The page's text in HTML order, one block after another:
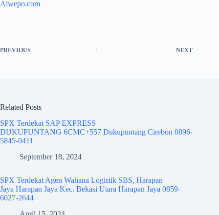
Alwepo.com
PREVIOUS NEXT
Related Posts
SPX Terdekat SAP EXPRESS
DUKUPUNTANG 6CMC+557 Dukupuntang Cirebon 0896-
5845-0411
September 18, 2024
SPX Terdekat Agen Wahana Logistik SBS, Harapan
Jaya Harapan Jaya Kec. Bekasi Utara Harapan Jaya 0859-
6027-2644